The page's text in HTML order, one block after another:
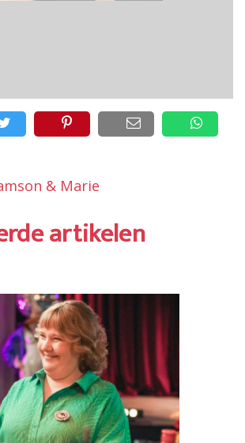
artikelen